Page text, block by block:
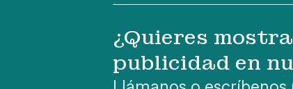
¿Quieres
publicidad en